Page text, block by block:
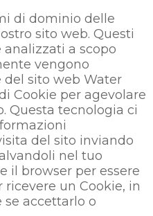
di dominio delle
sito web. Questi
a scopo
vengono
sito web Water
Cookie per agevolare
Questa tecnologia ci
del sito inviando
nel tuo
il browser per essere
un Cookie, in
accettarlo o